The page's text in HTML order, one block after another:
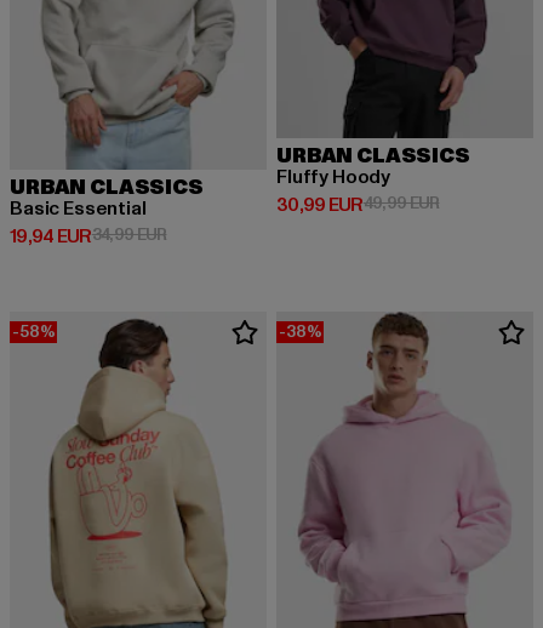
URBAN CLASSICS
Basic Essential
19,94 EUR
Derzeitiger Preis: 19,94 EUR
34,99 EURAktionspreis: 34,99 EUR
URBAN CLASSICS
Fluffy Hoody
30,99 EUR
Derzeitiger Preis: 30,99 EUR
49,99 EURAktionspreis:
-58% -38%